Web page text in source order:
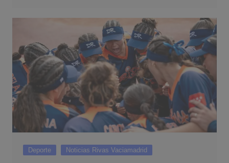
Deporte Noticias Rivas Vaciamadrid